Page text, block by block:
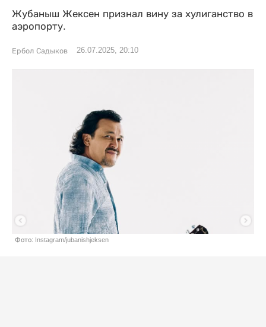
Жубаныш Жексен признал вину за хулиганство в
аэропорту.
Ербол Садыков 26.07.2025, 20:10
Фото: Instagram/jubanishjeksen